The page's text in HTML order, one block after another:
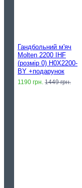
Гандбольний м'яч
Molten 2200 IHF
(розмір 0) H0X2200-
BY +подарунок
1190 грн. 1449 грн.